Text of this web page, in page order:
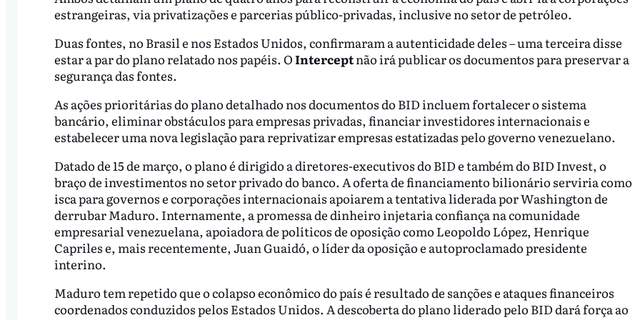
estrangeiras, via privatizações e parcerias público-privadas, inclusive no setor de petróleo.
Duas fontes, no Brasil e nos Estados Unidos, confirmaram a autenticidade deles – uma terceira disse
estar a par do plano relatado nos papéis. OInterceptnão irá publicar os documentos para preservar a
segurança das fontes.
As ações prioritárias do plano detalhado nos documentos do BID incluem fortalecer o sistema
bancário, eliminar obstáculos para empresas privadas, financiar investidores internacionais e
estabelecer uma nova legislação para reprivatizar empresas estatizadas pelo governo venezuelano.
Datado de 15 de março, o plano é dirigido a diretores-executivos do BID e também do BID Invest, o
braço de investimentos no setor privado do banco. A oferta de financiamento bilionário serviria como
isca para governos e corporações internacionais apoiarem a tentativa liderada por Washington de
derrubar Maduro. Internamente, a promessa de dinheiro injetaria confiança na comunidade
empresarial venezuelana, apoiadora de políticos de oposição como Leopoldo López, Henrique
Capriles e, mais recentemente, Juan Guaidó, o líder da oposição e autoproclamado presidente
interino.
Maduro tem repetido que o colapso econômico do país é resultado de sanções e ataques financeiros
coordenados conduzidos pelos Estados Unidos. A descoberta do plano liderado pelo BID dará força ao